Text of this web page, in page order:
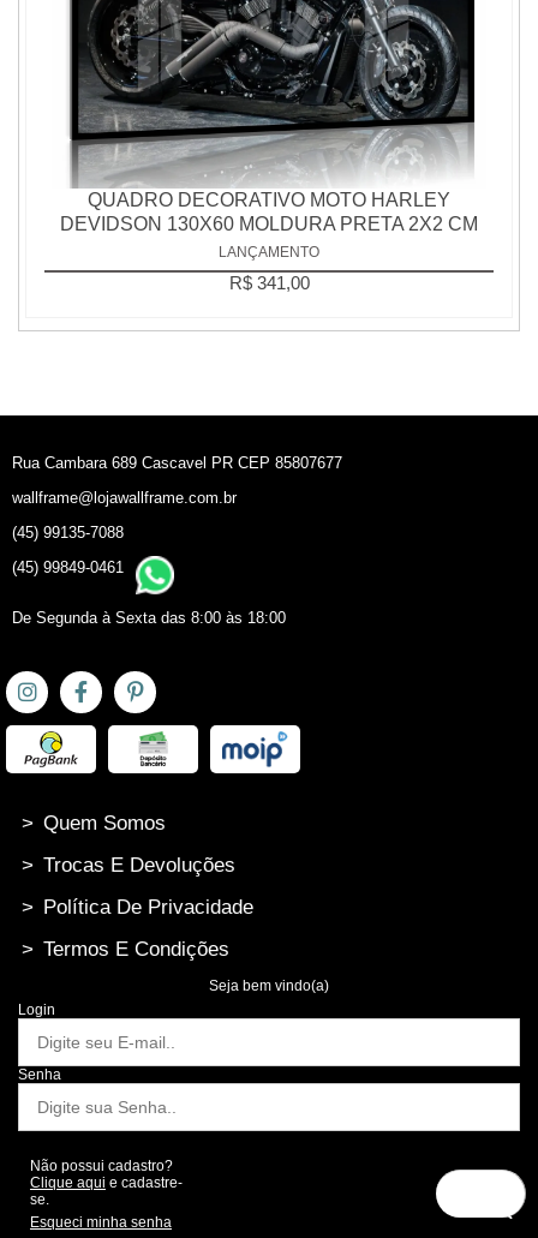
QUADRO DECORATIVO MOTO HARLEY
DEVIDSON 130X60 MOLDURA PRETA 2X2 CM
LANÇAMENTO
R$ 341,00
Rua Cambara 689 Cascavel PR CEP 85807677
wallframe@lojawallframe.com.br
(45) 99135-7088
(45) 99849-0461
De Segunda à Sexta das 8:00 às 18:00
> Quem Somos
> Trocas E Devoluções
> Política De Privacidade
> Termos E Condições
Seja bem vindo(a)
Login
Senha
Não possui cadastro?
Clique aqui e cadastre-
se.
Esqueci minha senha